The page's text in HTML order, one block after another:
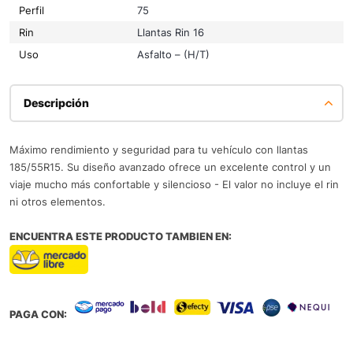
Perfil
75
Rin
Llantas Rin 16
Uso
Asfalto – (H/T)
Descripción
Máximo rendimiento y seguridad para tu vehículo con llantas
185/55R15. Su diseño avanzado ofrece un excelente control y un
viaje mucho más confortable y silencioso - El valor no incluye el rin
ni otros elementos.
ENCUENTRA ESTE PRODUCTO TAMBIEN EN:
PAGA CON: